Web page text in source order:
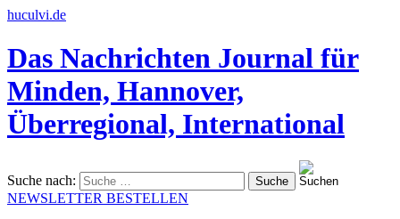
huculvi.de
Das Nachrichten Journal für
Minden, Hannover,
Überregional, International
Suche nach:
NEWSLETTER BESTELLEN